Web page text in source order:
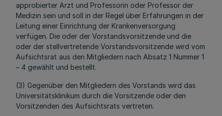
approbierter Arzt und Professorin oder Professor der
Medizin sein und soll in der Regel über Erfahrungen in der
Leitung einer Einrichtung der Krankenversorgung
verfügen. Die oder der Vorstandsvorsitzende und die
oder der stellvertretende Vorstandsvorsitzende wird vom
Aufsichtsrat aus den Mitgliedern nach Absatz 1 Nummer 1
– 4 gewählt und bestellt.
(3) Gegenüber den Mitgliedern des Vorstands wird das
Universitätsklinikum durch die Vorsitzende oder den
Vorsitzenden des Aufsichtsrats vertreten.